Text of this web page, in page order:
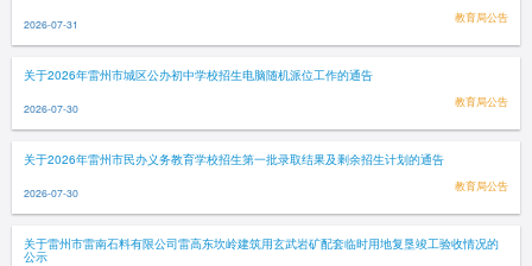
2026-07-31 教育局公告
关于2026年雷州市城区公办初中学校招生电脑随机派位工作的通告
2026-07-30 教育局公告
关于2026年雷州市民办义务教育学校招生第一批录取结果及剩余招生计划的通告
2026-07-30 教育局公告
关于雷州市雷南石料有限公司雷高东坎岭建筑用玄武岩矿配套临时用地复垦竣工验收情况的
公示